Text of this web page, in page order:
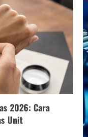
2026: Cara
Unit